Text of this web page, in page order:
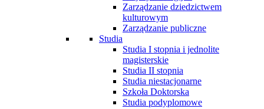
Zarządzanie dziedzictwem
kulturowym
Zarządzanie publiczne
Studia
Studia I stopnia i jednolite
magisterskie
Studia II stopnia
Studia niestacjonarne
Szkoła Doktorska
Studia podyplomowe